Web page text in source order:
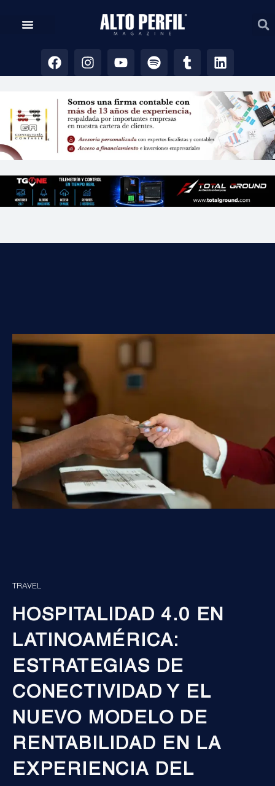
TRAVEL
HOSPITALIDAD 4.0 EN
LATINOAMÉRICA:
ESTRATEGIAS DE
CONECTIVIDAD Y EL
NUEVO MODELO DE
RENTABILIDAD EN LA
EXPERIENCIA DEL